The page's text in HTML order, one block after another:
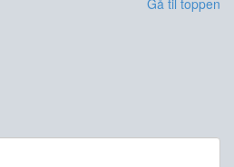
Gå til toppen